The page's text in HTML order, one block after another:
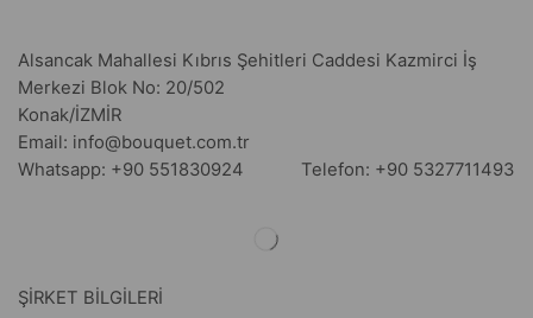
Alsancak Mahallesi Kıbrıs Şehitleri Caddesi Kazmirci İş
Merkezi Blok No: 20/502
Konak/İZMİR
Email: info@bouquet.com.tr
Whatsapp: +90 551830924 Telefon: +90 5327711493
ŞİRKET BİLGİLERİ